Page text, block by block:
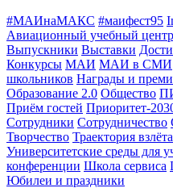
#МАИнаМАКС #маифест95
Авиационный учебный центр
Выпускники Выставки
Конкурсы МАИ МАИ в СМИ
школьников Награды и
Образование 2.0 Общество
Приём гостей Приоритет-
Сотрудники Сотрудничество
Творчество Траектория взлёта
Университетские среды для
конференции Школа сервиса
Юбилеи и праздники